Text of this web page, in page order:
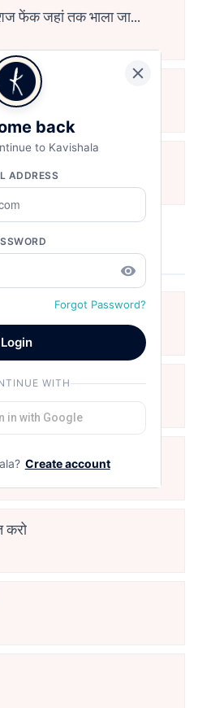
फेंक जहां तक भाला जाए:
मनाऊँ
back
to Kavishala
ADDRESS
remove_red_eye
Forgot Password?
Login
WITH
in with Google
Create account